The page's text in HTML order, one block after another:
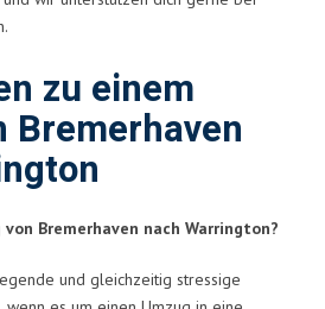
zu einem
Bremerhaven
Bremerhaven nach Warrington?
und gleichzeitig stressige